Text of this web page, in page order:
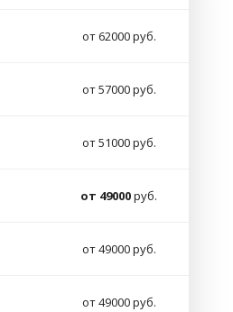
от 62000 руб.
от 57000 руб.
от 51000 руб.
от 49000руб.
от 49000 руб.
от 49000 руб.